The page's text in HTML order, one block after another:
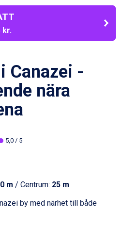
kr.
kr.
8.595 kr.
kr.
kr.
kr.
kr.
kr.
kr.
kr.
kr.
Canazei -
nära
5,0 / 5
m / Centrum: 25 m
by med närhet till både